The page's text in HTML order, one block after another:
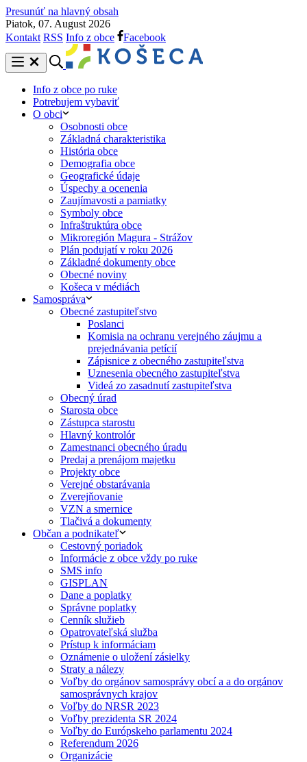
Presunúť na hlavný obsah
Piatok, 07. August 2026
Kontakt RSS Info z obce Facebook
Info z obce po ruke
Potrebujem vybaviť
O obci
Osobnosti obce
Základná charakteristika
História obce
Demografia obce
Geografické údaje
Úspechy a ocenenia
Zaujímavosti a pamiatky
Symboly obce
Infraštruktúra obce
Mikroregión Magura - Strážov
Plán podujatí v roku 2026
Základné dokumenty obce
Obecné noviny
Košeca v médiách
Samospráva
Obecné zastupiteľstvo
Poslanci
Komisia na ochranu verejného záujmu a
prejednávania petícií
Zápisnice z obecného zastupiteľstva
Uznesenia obecného zastupiteľstva
Videá zo zasadnutí zastupiteľstva
Obecný úrad
Starosta obce
Zástupca starostu
Hlavný kontrolór
Zamestnanci obecného úradu
Predaj a prenájom majetku
Projekty obce
Verejné obstarávania
Zverejňovanie
VZN a smernice
Tlačivá a dokumenty
Občan a podnikateľ
Cestovný poriadok
Informácie z obce vždy po ruke
SMS info
GISPLAN
Dane a poplatky
Správne poplatky
Cenník služieb
Opatrovateľská služba
Prístup k informáciam
Oznámenie o uložení zásielky
Straty a nálezy
Voľby do orgánov samosprávy obcí a a do orgánov
samosprávnych krajov
Voľby do NRSR 2023
Voľby prezidenta SR 2024
Voľby do Európskeho parlamentu 2024
Referendum 2026
Organizácie